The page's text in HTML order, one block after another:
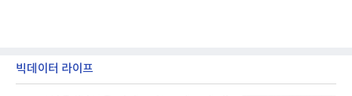
빅데이터 라이프